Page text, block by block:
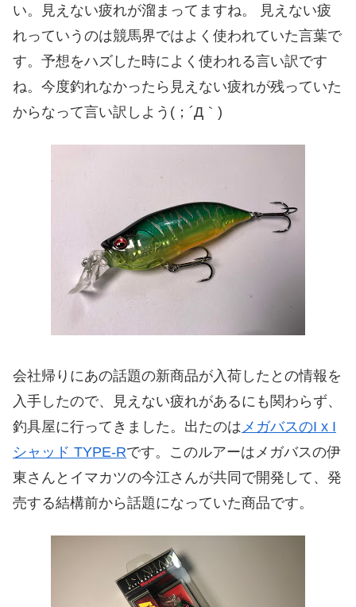
い。見えない疲れが溜まってますね。 見えない疲
れっていうのは競馬界ではよく使われていた言葉で
す。予想をハズした時によく使われる言い訳です
ね。今度釣れなかったら見えない疲れが残っていた
からなって言い訳しよう(；´Д｀)
会社帰りにあの話題の新商品が入荷したとの情報を
入手したので、見えない疲れがあるにも関わらず、
釣具屋に行ってきました。出たのは メガバスのI x I
シャッド TYPE-Rです。このルアーはメガバスの伊
東さんとイマカツの今江さんが共同で開発して、発
売する結構前から話題になっていた商品です。